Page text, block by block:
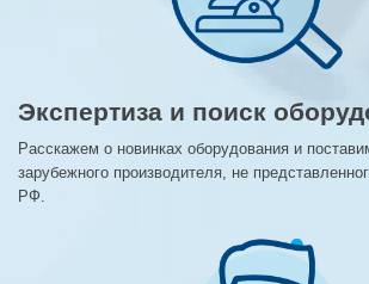
Экспертиза и поиск
Расскажем о новинках оборудования и
зарубежного производителя, не
РФ.